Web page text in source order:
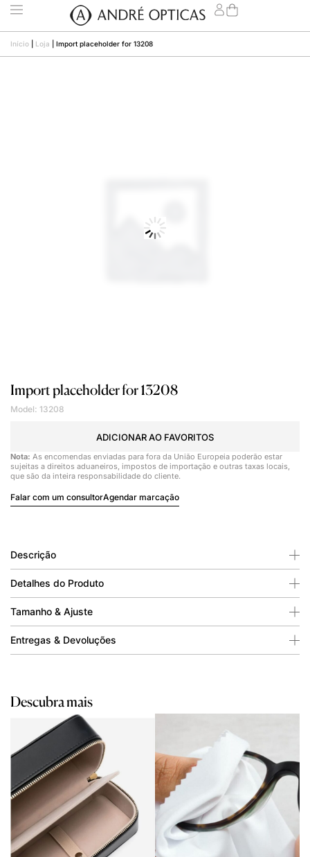
Início Loja Import placeholder for 13208
Import placeholder for 13208
Model: 13208
ADICIONAR AO FAVORITOS
Nota: As encomendas enviadas para fora da União Europeia poderão estar
sujeitas a direitos aduaneiros, impostos de importação e outras taxas locais,
que são da inteira responsabilidade do cliente.
Falar com um consultorAgendar marcação
Descrição
Detalhes do Produto
Tamanho & Ajuste
Entregas & Devoluções
Descubra mais